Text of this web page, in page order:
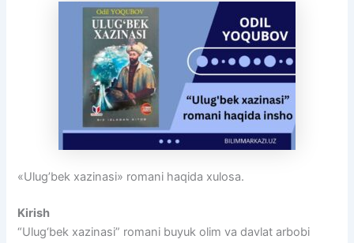
«Ulug’bek xazinasi» romani haqida xulosa.
Kirish
“Ulug‘bek xazinasi” romani buyuk olim va davlat arbobi